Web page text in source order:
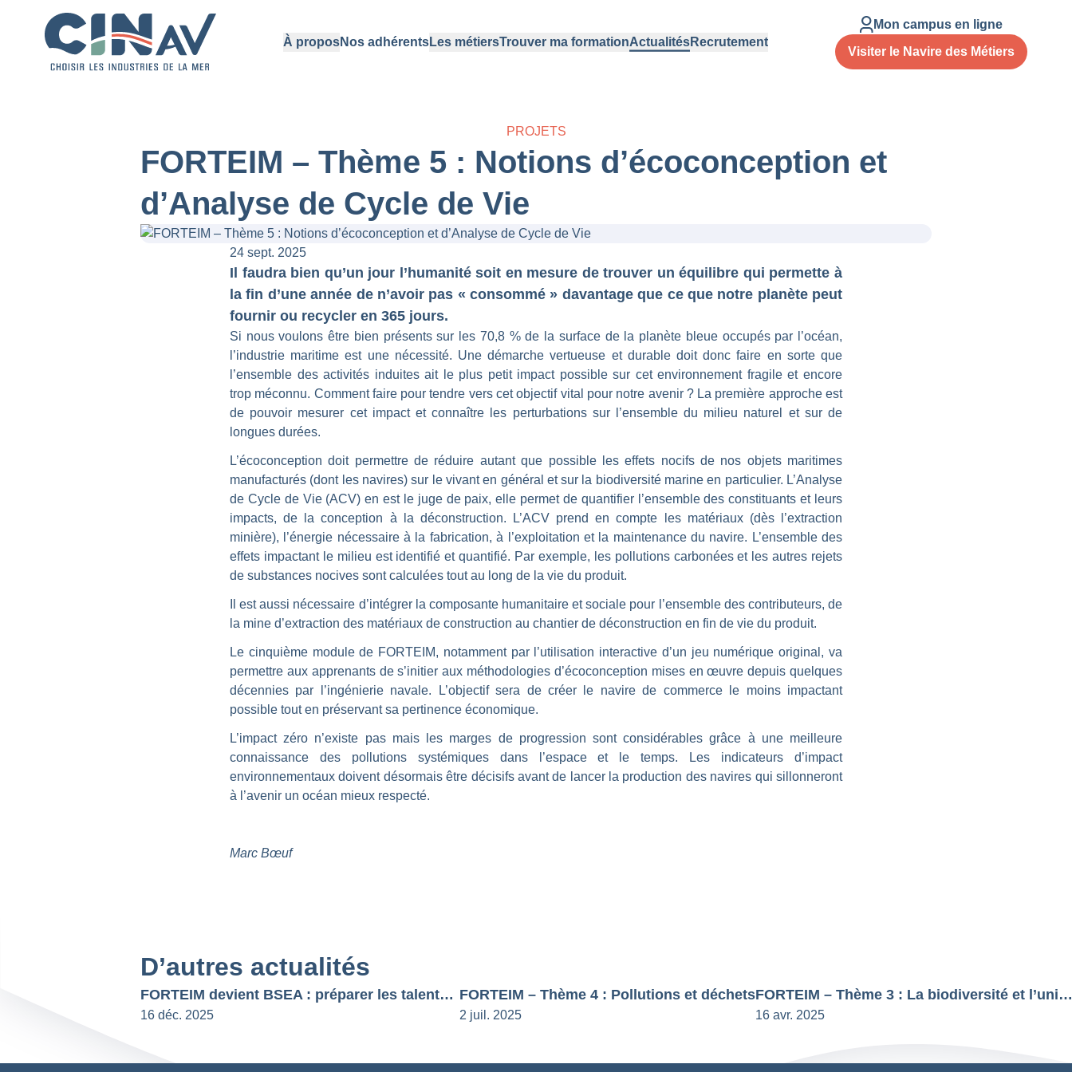
À proposNos adhérentsLes métiersTrouver ma formationActualitésRecrutement
Mon campus en ligne
Visiter le Navire des Métiers
PROJETS
FORTEIM – Thème 5 : Notions d’écoconception et
d’Analyse de Cycle de Vie
24 sept. 2025
Il faudra bien qu’un jour l’humanité soit en mesure de trouver un équilibre qui permette à
la fin d’une année de n’avoir pas « consommé » davantage que ce que notre planète peut
fournir ou recycler en 365 jours.
Si nous voulons être bien présents sur les 70,8 % de la surface de la planète bleue occupés par l’océan,
l’industrie maritime est une nécessité. Une démarche vertueuse et durable doit donc faire en sorte que
l’ensemble des activités induites ait le plus petit impact possible sur cet environnement fragile et encore
trop méconnu. Comment faire pour tendre vers cet objectif vital pour notre avenir ? La première approche est
de pouvoir mesurer cet impact et connaître les perturbations sur l’ensemble du milieu naturel et sur de
longues durées.
L’écoconception doit permettre de réduire autant que possible les effets nocifs de nos objets maritimes
manufacturés (dont les navires) sur le vivant en général et sur la biodiversité marine en particulier. L’Analyse
de Cycle de Vie (ACV) en est le juge de paix, elle permet de quantifier l’ensemble des constituants et leurs
impacts, de la conception à la déconstruction. L’ACV prend en compte les matériaux (dès l’extraction
minière), l’énergie nécessaire à la fabrication, à l’exploitation et la maintenance du navire. L’ensemble des
effets impactant le milieu est identifié et quantifié. Par exemple, les pollutions carbonées et les autres rejets
de substances nocives sont calculées tout au long de la vie du produit.
Il est aussi nécessaire d’intégrer la composante humanitaire et sociale pour l’ensemble des contributeurs, de
la mine d’extraction des matériaux de construction au chantier de déconstruction en fin de vie du produit.
Le cinquième module de FORTEIM, notamment par l’utilisation interactive d’un jeu numérique original, va
permettre aux apprenants de s’initier aux méthodologies d’écoconception mises en œuvre depuis quelques
décennies par l’ingénierie navale. L’objectif sera de créer le navire de commerce le moins impactant
possible tout en préservant sa pertinence économique.
L’impact zéro n’existe pas mais les marges de progression sont considérables grâce à une meilleure
connaissance des pollutions systémiques dans l’espace et le temps. Les indicateurs d’impact
environnementaux doivent désormais être décisifs avant de lancer la production des navires qui sillonneront
à l’avenir un océan mieux respecté.
Marc Bœuf
D’autres actualités
FORTEIM devient BSEA : préparer les talents de demain aux enjeux écoénergétiques
16 déc. 2025
FORTEIM – Thème 4 : Pollutions et déchets
2 juil. 2025
FORTEIM – Thème 3 : La biodiversité et l’unité du vivant, la biosphère marine
16 avr. 2025